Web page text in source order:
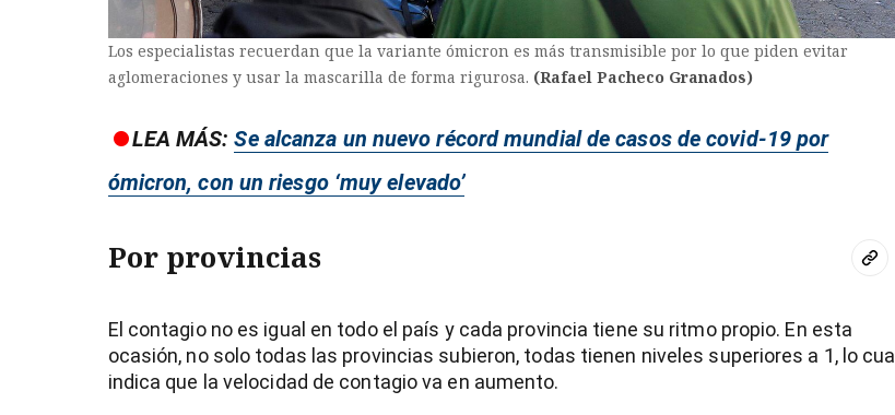
Los especialistas recuerdan que la variante ómicron es más transmisible por lo que piden evitar
aglomeraciones y usar la mascarilla de forma rigurosa. (Rafael Pacheco Granados)
LEA MÁS:Se alcanza un nuevo récord mundial de casos de covid-19 por
ómicron, con un riesgo ‘muy elevado’
Por provincias
El contagio no es igual en todo el país y cada provincia tiene su ritmo propio. En esta
ocasión, no solo todas las provincias subieron, todas tienen niveles superiores a 1, lo cual
indica que la velocidad de contagio va en aumento.